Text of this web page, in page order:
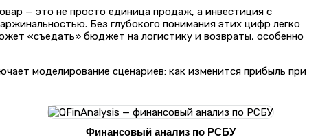
— это не просто единица продаж, а инвестиция с
Без глубокого понимания этих цифр легко
«съедать» бюджет на логистику и возвраты, особенно
моделирование сценариев: как изменится прибыль при
Финансовый анализ по РСБУ